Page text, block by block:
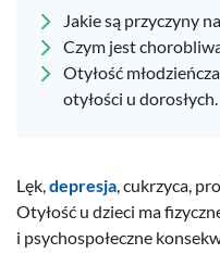
Jakie są przyczyny
Czym jest
Otyłość
otyłości u dorosłych.
Lęk,depresja, cukrzyca,
Otyłość u dzieci ma
i psychospołeczne